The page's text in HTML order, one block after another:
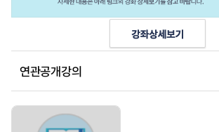
연관공개강의